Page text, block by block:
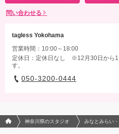
来店・オンライン
問い合わせる
tagless Yokohama
営業時間：10:00～18:00
定休日：定休日なし ※12月30日から1
す。
050-3200-0444
フォトウエディング/結婚写真のPhotorait ホー
神奈川県のスタジオ みなとみらい